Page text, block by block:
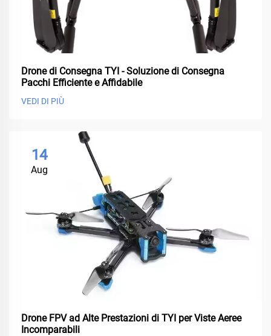
Drone di Consegna TYI - Soluzione di Consegna
Pacchi Efficiente e Affidabile
VEDI DI PIÙ
14
Aug
Drone FPV ad Alte Prestazioni di TYI per Viste Aeree
Incomparabili